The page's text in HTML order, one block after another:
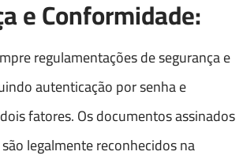
e Conformidade:
regulamentações de segurança e
autenticação por senha e
fatores. Os documentos assinados
legalmente reconhecidos na